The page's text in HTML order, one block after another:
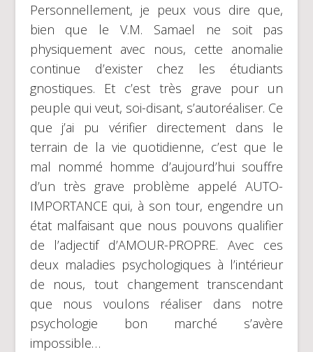
Personnellement, je peux vous dire que,
bien que le V.M. Samael ne soit pas
physiquement avec nous, cette anomalie
continue d’exister chez les étudiants
gnostiques. Et c’est très grave pour un
peuple qui veut, soi-disant, s’autoréaliser. Ce
que j’ai pu vérifier directement dans le
terrain de la vie quotidienne, c’est que le
mal nommé homme d’aujourd’hui souffre
d’un très grave problème appelé AUTO-
IMPORTANCE qui, à son tour, engendre un
état malfaisant que nous pouvons qualifier
de l’adjectif d’AMOUR-PROPRE. Avec ces
deux maladies psychologiques à l’intérieur
de nous, tout changement transcendant
que nous voulons réaliser dans notre
psychologie bon marché s’avère
impossible…